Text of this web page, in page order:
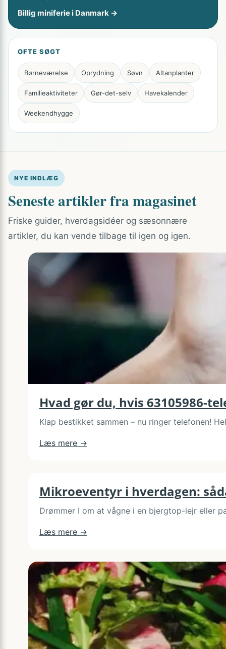
Billig miniferie i Danmark →
OFTE SØGT
Børneværelse Oprydning Søvn Altanplanter
Familieaktiviteter Gør-det-selv Havekalender
Weekendhygge
NYE INDLÆG
Seneste artikler fra magasinet
Friske guider, hverdagsidéer og sæsonnære
artikler, du kan vende tilbage til igen og igen.
Hvad gør du, hvis 63105986-
Klap bestikket sammen – nu ringer telefonen!
Læs mere →
hvis
63105986-
telefonnummeret
aftensmaden?
Mikroeventyr i hverdagen:
Drømmer I om at vågne i en bjergtop-lejr eller
Læs mere →
hverdagen:
sådan
får
store
oplevelser
tæt